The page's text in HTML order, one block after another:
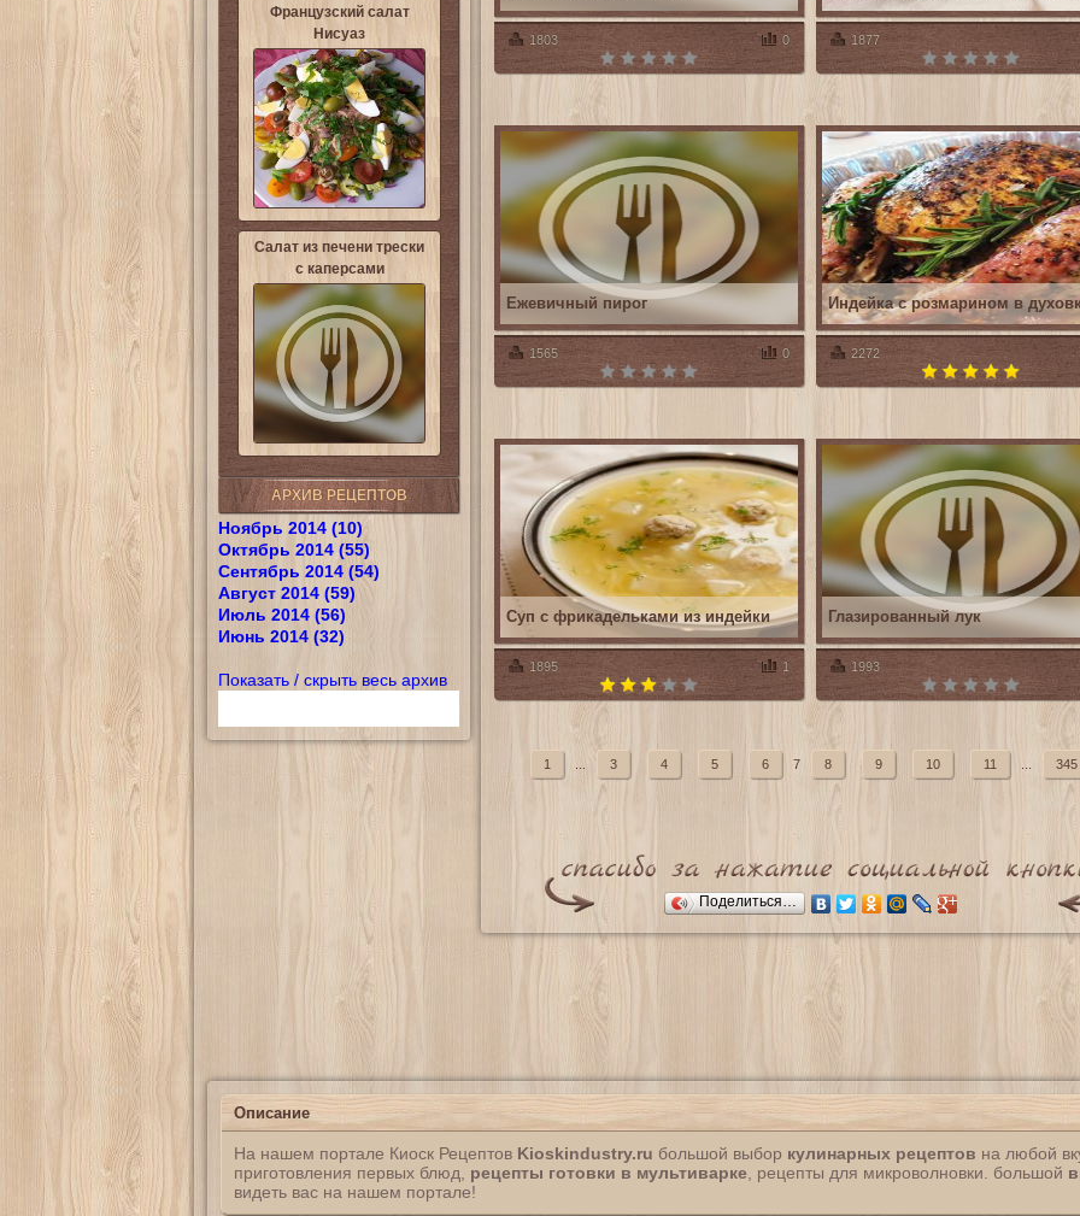
Французский салат
Нисуаз
Салат из печени трески
с каперсами
АРХИВ РЕЦЕПТОВ
Ноябрь 2014 (10)
Октябрь 2014 (55)
Сентябрь 2014 (54)
Август 2014 (59)
Июль 2014 (56)
Июнь 2014 (32)
Показать / скрыть весь архив
0
1803 1877
0
1565
Ежевичный пирог
2272
Индейка с розмарином в
1
1895
Суп с фрикадельками из индейки
1993
Глазированный лук
1 3 4 5 6 7 8 9 10 11 345
Поделиться…
Описание
На нашем портале Киоск Рецептов Kioskindustry.ru большой выбор кулинарных рецептов на любой
приготовления первых блюд, рецепты готовки в мультиварке , рецепты для микроволновки. большой
видеть вас на нашем портале!